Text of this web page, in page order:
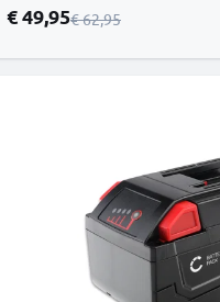
Speciale prijs
€ 49,95Normale prijs
€ 62,95